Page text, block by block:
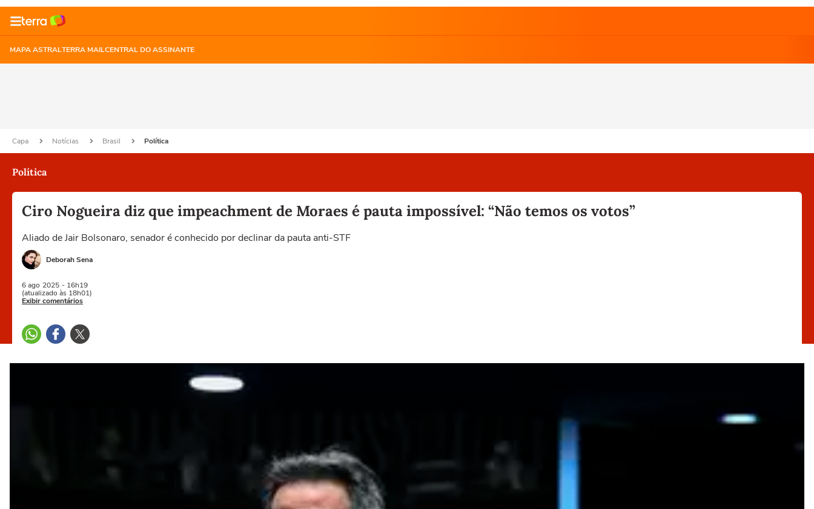
MAPA ASTRALTERRA MAILCENTRAL DO ASSINANTE
Capa Notícias Brasil Política
Política
Ciro Nogueira diz que impeachment de Moraes é pauta impossível: “Não temos os votos”
Aliado de Jair Bolsonaro, senador é conhecido por declinar da pauta anti-STF
Deborah Sena
6 ago 2025 - 16h19
(atualizado às 18h01)
Exibir comentários